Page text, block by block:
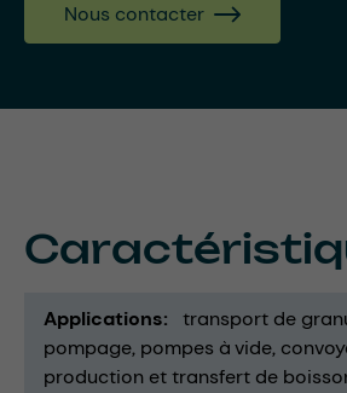
Nous contacter
Applications transport de
pompage pompes à vide
production et transfert de